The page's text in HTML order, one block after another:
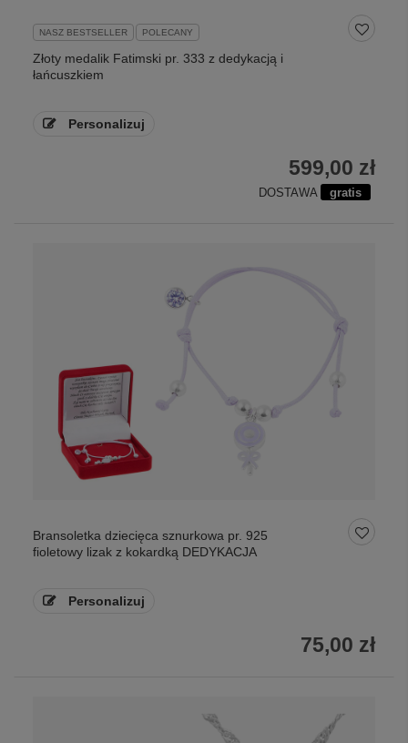
NASZ BESTSELLER POLECANY
Złoty medalik Fatimski pr. 333 z dedykacją i
łańcuszkiem
Personalizuj
599,00 zł
DOSTAWA gratis
Bransoletka dziecięca sznurkowa pr. 925
fioletowy lizak z kokardką DEDYKACJA
Personalizuj
75,00 zł